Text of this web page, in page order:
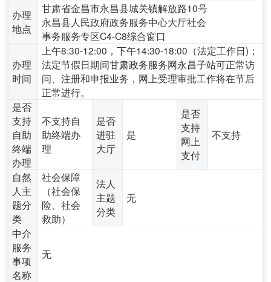
办理
地点
甘肃省金昌市永昌县城关镇解放路10号
永昌县人民政府政务服务中心大厅社会
事务服务专区C4-C8综合窗口
办理
时间
上午8:30-12:00，下午14:30-18:00（法定工作日)；
法定节假日期间甘肃政务服务网永昌子站可正常访
问、注册和申报业务，网上受理审批工作将在节后
正常进行。
是否
支持
自助
终端
办理
不支持自
助终端办
理
是否
进驻
大厅
是
是否
支持
网上
支付
不支持
自然
人主
题分
类
社会保障
（社会保
险、社会
救助）
法人
主题
分类
无
中介
服务
事项
名称
无